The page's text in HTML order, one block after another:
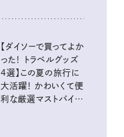
【ダイソーで買ってよか
った！ トラベルグッズ
4選】この夏の旅行に
大活躍！ かわいくて便
利な厳選マストバイア